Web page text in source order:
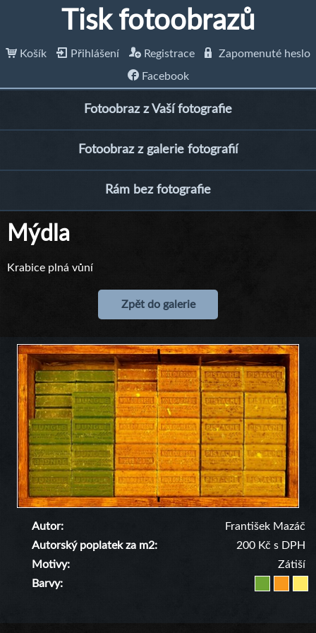
Tisk fotoobrazů
Košík Přihlášení Registrace
Zapomenuté heslo
Facebook
Fotoobraz z Vaší fotografie
Fotoobraz z galerie fotografií
Rám bez fotografie
Mýdla
Krabice plná vůní
Zpět do galerie
Autor
František Mazáč
Autorský poplatek za m2
200 Kč s DPH
Motivy
Zátiší
Barvy